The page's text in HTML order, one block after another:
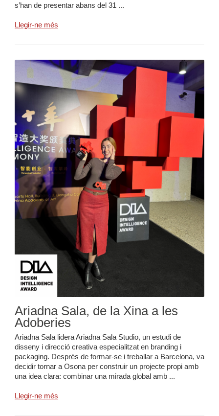
s’han de presentar abans del 31 ...
Llegir-ne més
Ariadna Sala, de la Xina a les
Adoberies
Ariadna Sala lidera Ariadna Sala Studio, un estudi de
disseny i direcció creativa especialitzat en branding i
packaging. Després de formar-se i treballar a Barcelona, va
decidir tornar a Osona per construir un projecte propi amb
una idea clara: combinar una mirada global amb ...
Llegir-ne més